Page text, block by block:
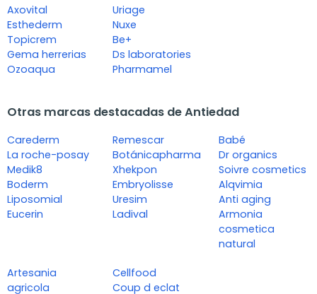
Axovital
Esthederm
Topicrem
Gema herrerias
Ozoaqua
Uriage
Nuxe
Be+
Ds laboratories
Pharmamel
Otras marcas destacadas de Antiedad
Carederm
La roche-posay
Medik8
Boderm
Liposomial
Eucerin
Remescar
Botánicapharma
Xhekpon
Embryolisse
Uresim
Ladival
Babé
Dr organics
Soivre cosmetics
Alqvimia
Anti aging
Armonia
cosmetica
natural
Artesania
agricola
Cellfood
Coup d eclat